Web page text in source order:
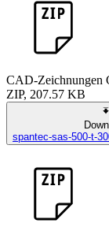
CAD-Zeichnungen
ZIP, 207.57 KB
spantec-sas-500-t-